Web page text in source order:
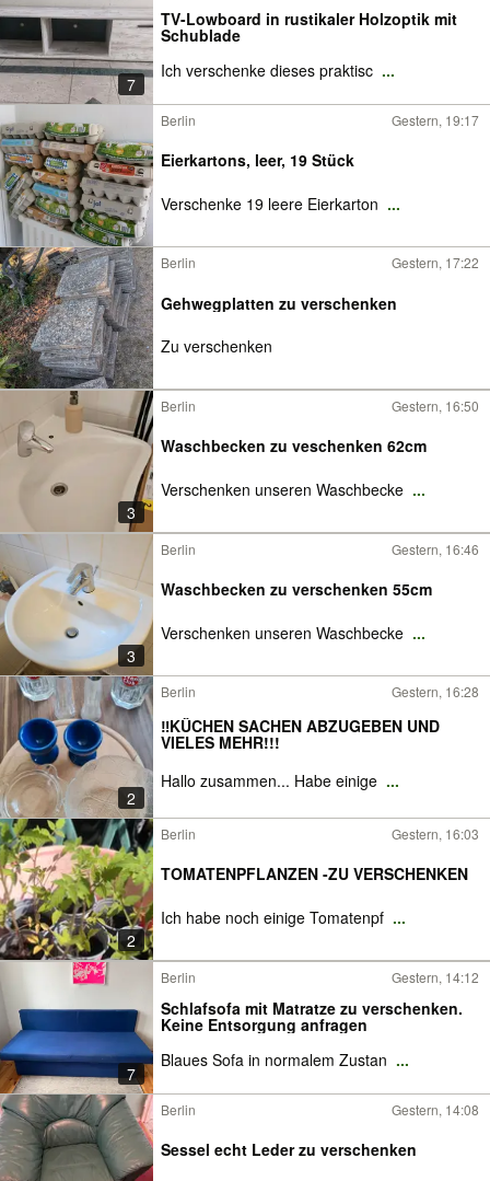
7
TV-Lowboard in rustikaler Holzoptik mit
Schublade
Ich verschenke dieses praktisc ...
Berlin Gestern, 19:17
Eierkartons, leer, 19 Stück
Verschenke 19 leere Eierkarton ...
Berlin Gestern, 17:22
Gehwegplatten zu verschenken
Zu verschenken
3
Berlin Gestern, 16:50
Waschbecken zu veschenken 62cm
Verschenken unseren Waschbecke ...
3
Berlin Gestern, 16:46
Waschbecken zu verschenken 55cm
Verschenken unseren Waschbecke ...
2
Berlin Gestern, 16:28
‼️KÜCHEN SACHEN ABZUGEBEN UND
VIELES MEHR!!!
Hallo zusammen... Habe einige ...
2
Berlin Gestern, 16:03
TOMATENPFLANZEN -ZU VERSCHENKEN
Ich habe noch einige Tomatenpf ...
7
Berlin Gestern, 14:12
Schlafsofa mit Matratze zu verschenken.
Keine Entsorgung anfragen
Blaues Sofa in normalem Zustan ...
Berlin Gestern, 14:08
Sessel echt Leder zu verschenken